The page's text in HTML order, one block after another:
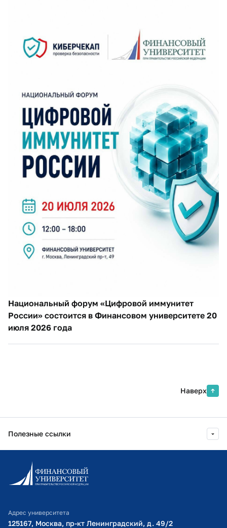
Национальный форум «Цифровой иммунитет
России» состоится в Финансовом университете 20
июля 2026 года
Наверх
Полезные ссылки
Информационно-образовательный портал
Личный кабинет поступающего
Оплата обучения
Адрес университета
125167, Москва, пр-кт Ленинградский, д. 49/2​